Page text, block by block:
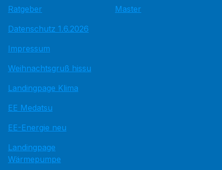
Ratgeber
Datenschutz 1.6.2026
Impressum
Weihnachtsgruß hissu
Landingpage Klima
EE Medatsu
EE-Energie neu
Landingpage
Wärmepumpe
Master